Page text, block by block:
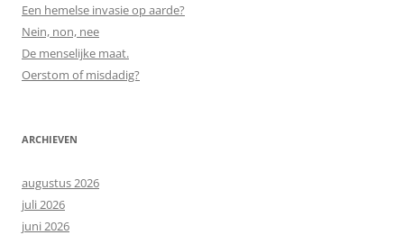
Een hemelse invasie op aarde?
Nein, non, nee
De menselijke maat.
Oerstom of misdadig?
ARCHIEVEN
augustus 2026
juli 2026
juni 2026